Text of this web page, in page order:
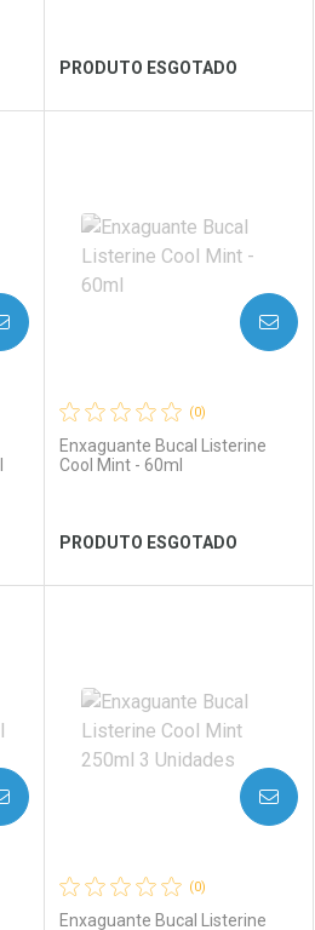
Ver Desconto Convênio
PRODUTO ESGOTADO
Laboratório
Ver Desconto Convênio
Por Menos
(0)
Enxaguante Bucal Listerine
Cool Mint - 60ml
PRODUTO ESGOTADO
AVISE-ME
Laboratório
Por Menos
(0)
Enxaguante Bucal Listerine
AVISE-ME